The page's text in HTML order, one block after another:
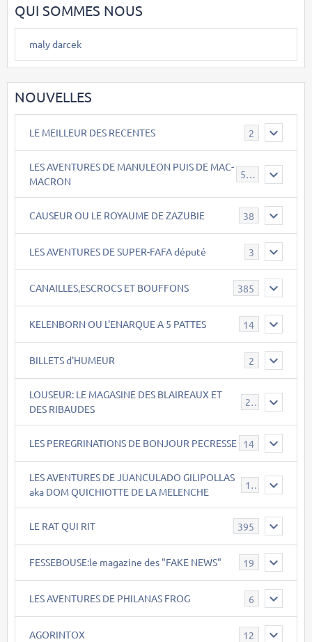
QUI SOMMES NOUS
maly darcek
NOUVELLES
LE MEILLEUR DES RECENTES 2
LES AVENTURES DE MANULEON PUIS DE MAC-
MACRON
543
CAUSEUR OU LE ROYAUME DE ZAZUBIE 38
LES AVENTURES DE SUPER-FAFA député 3
CANAILLES,ESCROCS ET BOUFFONS 385
KELENBORN OU L'ENARQUE A 5 PATTES 14
BILLETS d'HUMEUR 2
LOUSEUR: LE MAGASINE DES BLAIREAUX ET
DES RIBAUDES
21
LES PEREGRINATIONS DE BONJOUR PECRESSE 14
LES AVENTURES DE JUANCULADO GILIPOLLAS
aka DOM QUICHIOTTE DE LA MELENCHE
119
LE RAT QUI RIT 395
FESSEBOUSE:le magazine des "FAKE NEWS" 19
LES AVENTURES DE PHILANAS FROG 6
AGORINTOX 12